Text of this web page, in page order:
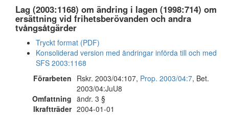
Lag (2003:1168) om ändring i lagen (1998:714) om
ersättning vid frihetsberövanden och andra
tvångsåtgärder
Tryckt format (PDF)
Konsoliderad version med ändringar införda till och med
SFS 2003:1168
Förarbeten Rskr. 2003/04:107, Prop. 2003/04:7, Bet.
2003/04:JuU8
Omfattning ändr. 3 §
Ikraftträder 2004-01-01